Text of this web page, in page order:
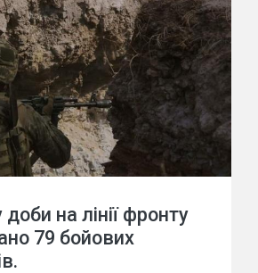
на лінії фронту
79 бойових